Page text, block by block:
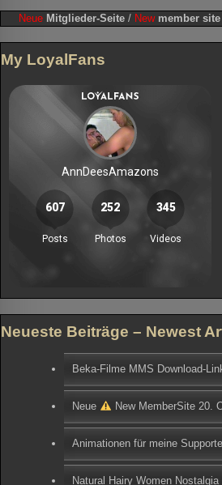
Neue Mitglieder-Seite/ New member site
My LoyalFans
Neueste Beiträge – Newest
Beka-Filme MMS Download-
Neue New MemberSite 20.
Animationen für meine
Natural Hairy Women Nostalgia